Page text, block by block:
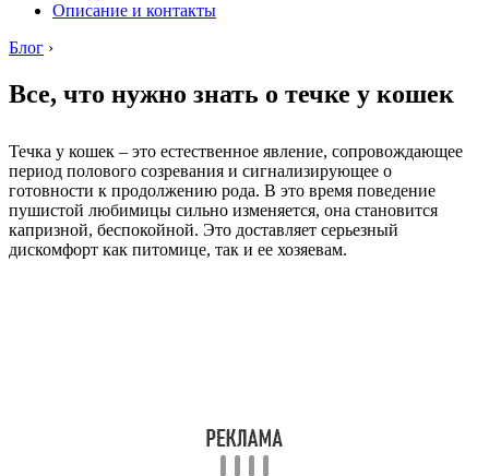
Описание и контакты
Блог ›
Все, что нужно знать о течке у кошек
Течка у кошек – это естественное явление, сопровождающее
период полового созревания и сигнализирующее о
готовности к продолжению рода. В это время поведение
пушистой любимицы сильно изменяется, она становится
капризной, беспокойной. Это доставляет серьезный
дискомфорт как питомице, так и ее хозяевам.